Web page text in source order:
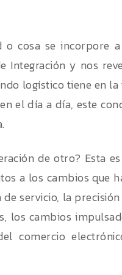
o cosa se incorpore
Integración y nos
logístico tiene en
el día a día, este
de otro? Esta
a los cambios que
servicio, la
los cambios
comercio